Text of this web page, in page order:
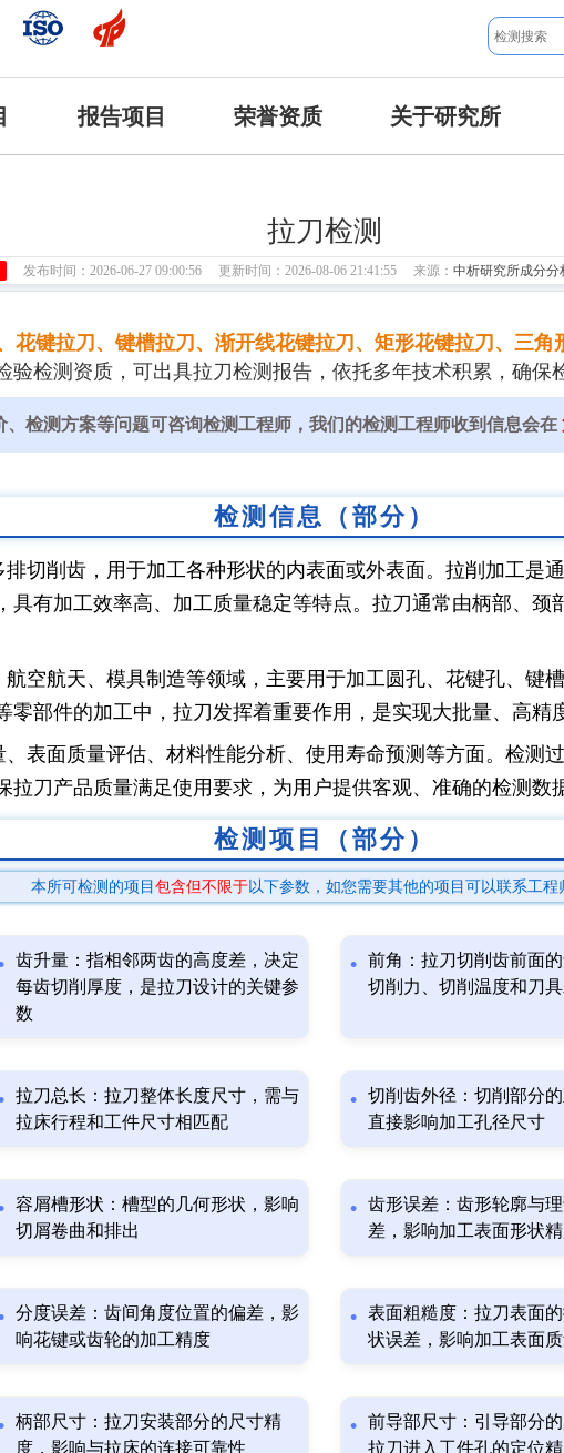
报告项目 荣誉资质 关于研究所
拉刀检测
发布时间：2026-06-27 09:00:56 更新时间：2026-08-06 21:41:55 来源： 中析研究所成分分
花键拉刀、键槽拉刀、渐开线花键拉刀、矩形花键拉刀、三角
检测资质，可出具拉刀检测报告，依托多年技术积累，确保
、检测方案等问题可咨询检测工程师，我们的检测工程师收到信息会在
检测信息（部分）
切削齿，用于加工各种形状的内表面或外表面。拉削加工是
有加工效率高、加工质量稳定等特点。拉刀通常由柄部、
空航天、模具制造等领域，主要用于加工圆孔、花键孔、键
部件的加工中，拉刀发挥着重要作用，是实现大批量、高精
表面质量评估、材料性能分析、使用寿命预测等方面。检测
刀产品质量满足使用要求，为用户提供客观、准确的检测数
检测项目（部分）
本所可检测的项目 包含但不限于以下参数，如您需要其他的项目可以联系工程
齿升量：指相邻两齿的高度差，决定
每齿切削厚度，是拉刀设计的关键参
数
前角：拉刀切削齿前面
切削力、切削温度和刀
拉刀总长：拉刀整体长度尺寸，需与
拉床行程和工件尺寸相匹配
切削齿外径：切削部分的
直接影响加工孔径尺寸
容屑槽形状：槽型的几何形状，影响
切屑卷曲和排出
齿形误差：齿形轮廓与
差，影响加工表面形状
分度误差：齿间角度位置的偏差，影
响花键或齿轮的加工精度
表面粗糙度：拉刀表面
状误差，影响加工表面
柄部尺寸：拉刀安装部分的尺寸精
度，影响与拉床的连接可靠性
前导部尺寸：引导部分
拉刀进入工件孔的定位